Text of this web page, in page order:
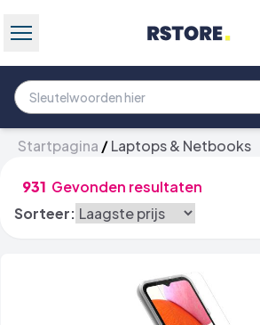
Startpagina /Laptops & Netbooks
931 Gevonden resultaten
Sorteer: